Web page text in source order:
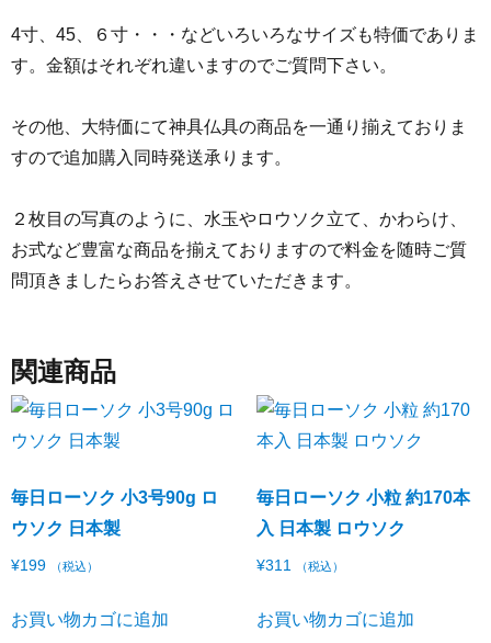
4寸、45、６寸・・・などいろいろなサイズも特価でありま
す。金額はそれぞれ違いますのでご質問下さい。
その他、大特価にて神具仏具の商品を一通り揃えておりま
すので追加購入同時発送承ります。
２枚目の写真のように、水玉やロウソク立て、かわらけ、
お式など豊富な商品を揃えておりますので料金を随時ご質
問頂きましたらお答えさせていただきます。
関連商品
毎日ローソク 小3号90g ロ
ウソク 日本製
¥199 （税込）
お買い物カゴに追加
毎日ローソク 小粒 約170本
入 日本製 ロウソク
¥311 （税込）
お買い物カゴに追加